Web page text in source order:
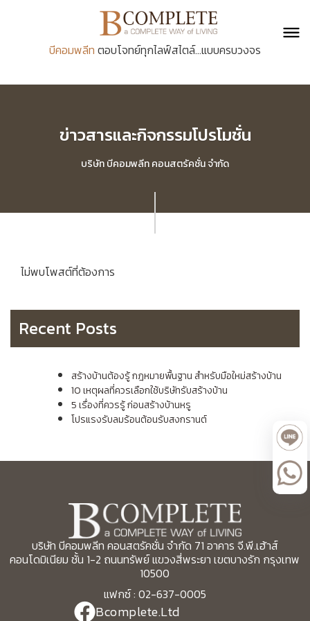
บีคอมพลีท ตอบโจทย์ทุกไลฟ์สไตล์...แบบครบวงจร
ข่าวสารและกิจกรรมโปรโมชั่น
บริษัท บีคอมพลีท คอนสตรัคชั่น จำกัด
ไม่พบโพสต์ที่ต้องการ
Recent Posts
สร้างบ้านต้องรู้ กฎหมายพื้นฐาน สำหรับมือใหม่สร้างบ้าน
10 เหตุผลที่ควรเลือกใช้บริษัทรับสร้างบ้าน
5 เรื่องที่ควรรู้ ก่อนสร้างบ้านหรู
โปรแรงรับลมร้อนต้อนรับสงกรานต์
บริษัท บีคอมพลีท คอนสตรัคชั่น จำกัด 71 อาคาร จี.พี.เฮ้าส์
คอนโดมิเนียม ชั้น 1-2 ถนนทรัพย์ แขวงสี่พระยา เขตบางรัก กรุงเทพ
10500
แฟกซ์ : 02-637-0005
Bcomplete.Ltd